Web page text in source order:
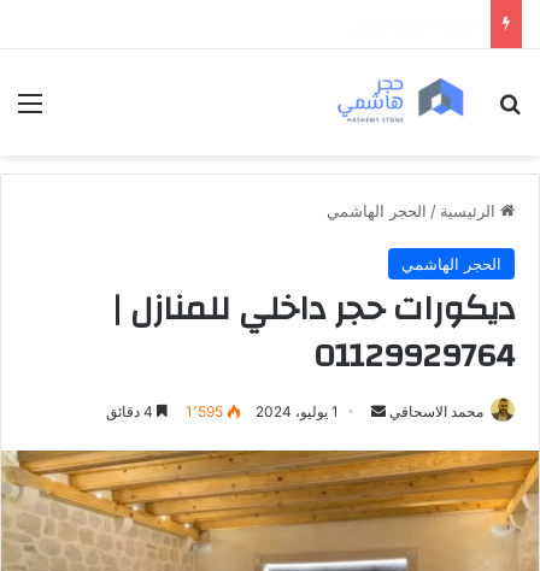
بحث عن
الرئيسية / الحجر الهاشمي
الحجر الهاشمي
ديكورات حجر داخلي للمنازل |
01129929764
محمد الاسحاقي
س
ل
ر
1 يوليو، 2024 1٬595